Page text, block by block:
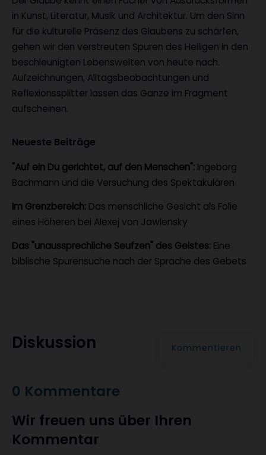
in Kunst, Literatur, Musik und Architektur. Um den Sinn
für die kulturelle Präsenz des Glaubens zu schärfen,
gehen wir den verstreuten Spuren des Heiligen in den
beschleunigten Lebenswelten von heute nach.
Aufzeichnungen, Alltagsbeobachtungen und
Reflexionssplitter lassen das Ganze im Fragment
aufscheinen.
Neueste Beiträge
"Auf ein Du gerichtet, auf den Menschen": Ingeborg
Bachmann und die Versuchung des Spektakulären
Im Grenzbereich: Das menschliche Gesicht als Folie
eines Höheren bei Alexej von Jawlensky
Das "unaussprechliche Seufzen" des Geistes: Eine
biblische Spurensuche nach der Sprache des Gebets
Diskussion Kommentieren
0 Kommentare
Wir freuen uns über Ihren
Kommentar